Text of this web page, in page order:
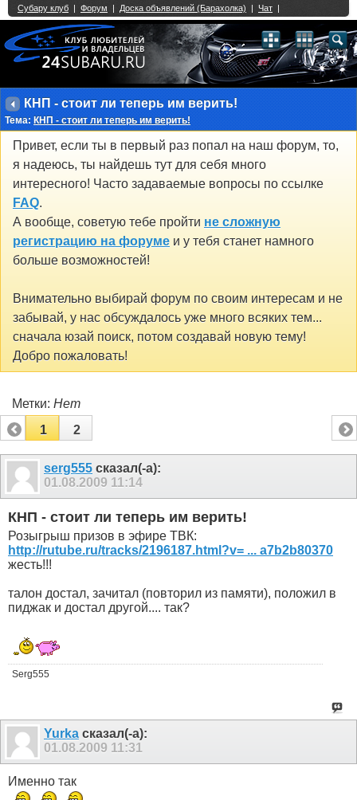
КНП - стоит ли теперь им верить!
Тема: КНП - стоит ли теперь им верить!
Привет, если ты в первый раз попал на наш форум, то,
я надеюсь, ты найдешь тут для себя много
интересного! Часто задаваемые вопросы по ссылке
FAQ.
А вообще, советую тебе пройти не сложную
регистрацию на форуме и у тебя станет намного
больше возможностей!
Внимательно выбирай форум по своим интересам и не
забывай, у нас обсуждалось уже много всяких тем...
сначала юзай поиск, потом создавай новую тему!
Добро пожаловать!
Метки: Нет
1
2
serg555 сказал(-а):
01.08.2009 11:14
КНП - стоит ли теперь им верить!
Розыгрыш призов в эфире ТВК:
http://rutube.ru/tracks/2196187.html?v= ... a7b2b80370
жесть!!!
талон достал, зачитал (повторил из памяти), положил в
пиджак и достал другой.... так?
Serg555
Yurka сказал(-а):
01.08.2009 11:31
Именно так
Single Sign On provided byvBSSO
2 3 4 5 6 7 8 9 10 11 12 13 14 15 16 17 18 21 22 23 24 25 26
27 28 29 30 31 32 33 34 35 36 37 38 39 40 41 42 43